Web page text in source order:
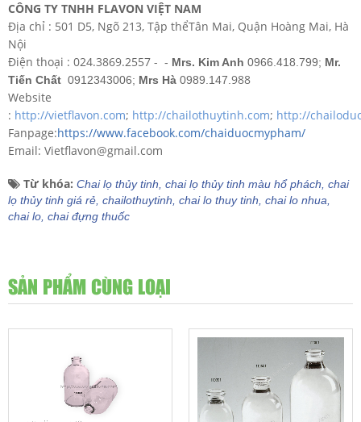
CÔNG TY TNHH FLAVON VIỆT NAM
Địa chỉ : 501 D5, Ngõ 213, Tập thểTân Mai, Quận Hoàng Mai, Hà
Nội
Điện thoại : 024.3869.2557 - - Mrs. Kim Anh 0966.418.799; Mr.
Tiến Chất 0912343006; Mrs Hà 0989.147.988
Website
: http://vietflavon.com; http://chailothuytinh.com; http://
Fanpage:https://www.facebook.com/chaiduocmypham/
Email: Vietflavon@gmail.com
Từ khóa: Chai lọ thủy tinh, chai lọ thủy tinh màu hổ phách, chai
lọ thủy tinh giá rẻ, chailothuytinh, chai lo thuy tinh, chai lo nhua,
chai lo, chai đựng thuốc
SẢN PHẨM CÙNG LOẠI